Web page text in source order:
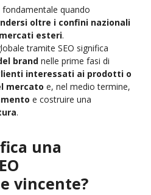
fondamentale quando
oltre i confini nazionali
esteri.
tramite SEO significa
brand nelle prime fasi di
interessati ai prodotti o
mercato e, nel medio termine,
e costruire una
.
una
vincente?